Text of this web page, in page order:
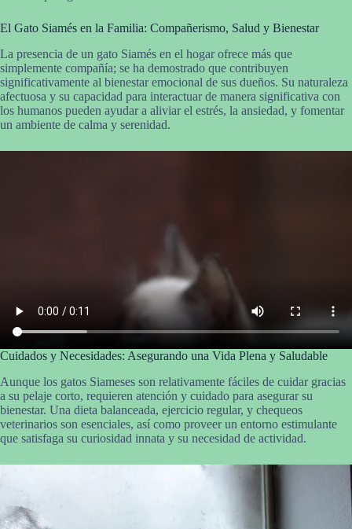
El Gato Siamés en la Familia: Compañerismo, Salud y Bienestar
La presencia de un gato Siamés en el hogar ofrece más que
simplemente compañía; se ha demostrado que contribuyen
significativamente al bienestar emocional de sus dueños. Su naturaleza
afectuosa y su capacidad para interactuar de manera significativa con
los humanos pueden ayudar a aliviar el estrés, la ansiedad, y fomentar
un ambiente de calma y serenidad.
Cuidados y Necesidades: Asegurando una Vida Plena y Saludable
Aunque los gatos Siameses son relativamente fáciles de cuidar gracias
a su pelaje corto, requieren atención y cuidado para asegurar su
bienestar. Una dieta balanceada, ejercicio regular, y chequeos
veterinarios son esenciales, así como proveer un entorno estimulante
que satisfaga su curiosidad innata y su necesidad de actividad.